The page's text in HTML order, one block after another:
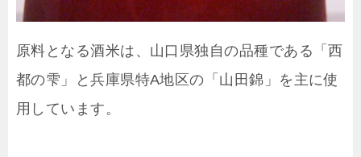
原料となる酒米は、山口県独自の品種である「西
都の雫」と兵庫県特A地区の「山田錦」を主に使
用しています。